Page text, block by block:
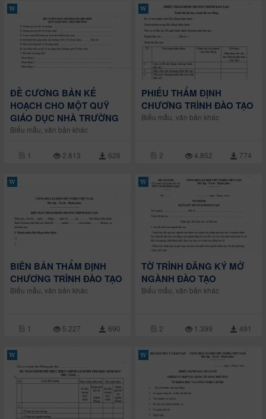
ĐỀ CƯƠNG BẢN KẾ
HOẠCH CHO MỘT QUỸ
GIÁO DỤC NHÀ TRƯỜNG
Biểu mẫu, văn bản khác
1 2.813 626
PHIẾU THẨM ĐỊNH
CHƯƠNG TRÌNH ĐÀO TẠO
Biểu mẫu, văn bản khác
2 4.852 774
BIÊN BẢN THẨM ĐỊNH
CHƯƠNG TRÌNH ĐÀO TẠO
Biểu mẫu, văn bản khác
1 5.227 690
TỜ TRÌNH ĐĂNG KÝ MỞ
NGÀNH ĐÀO TẠO
Biểu mẫu, văn bản khác
2 1.399 491